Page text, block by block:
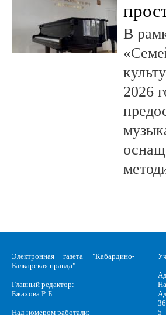
В
2026
Электронная газета "Кабардино-
Балкарская правда"
Главный редактор:
Бжахова Р. Б.
Над номером работали:
5